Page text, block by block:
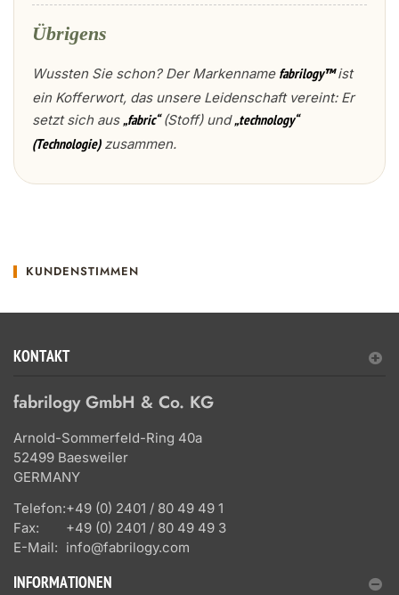
Übrigens
Wussten Sie schon? Der Markenname fabrilogy™ist
ein Kofferwort, das unsere Leidenschaft vereint: Er
setzt sich aus„fabric“(Stoff) und„technology“
(Technologie)zusammen.
KUNDENSTIMMEN
KONTAKT
fabrilogy GmbH & Co. KG
Arnold-Sommerfeld-Ring 40a
52499 Baesweiler
GERMANY
Telefon:+49 (0) 2401 / 80 49 49 1
Fax:
+49 (0) 2401 / 80 49 49 3
E-Mail: info@fabrilogy.com
INFORMATIONEN